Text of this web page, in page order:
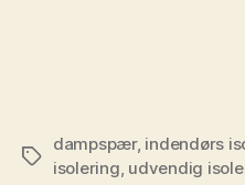
Tags
dampspær, indendørs
isolering udvendig